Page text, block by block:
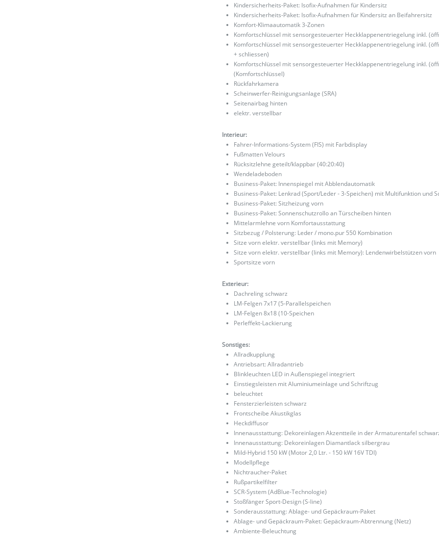
Kindersicherheits-Paket: Isofix-Aufnahmen für Kindersitz
Kindersicherheits-Paket: Isofix-Aufnahmen für Kindersitz an Beifahrersitz
Komfort-Klimaautomatik 3-Zonen
Komfortschlüssel mit sensorgesteuerter Heckklappenentriegelung inkl.
Komfortschlüssel mit sensorgesteuerter Heckklappenentriegelung inkl.
+ schliessen)
Komfortschlüssel mit sensorgesteuerter Heckklappenentriegelung inkl.
(Komfortschlüssel)
Rückfahrkamera
Scheinwerfer-Reinigungsanlage (SRA)
Seitenairbag hinten
elektr. verstellbar
Interieur:
Fahrer-Informations-System (FIS) mit Farbdisplay
Fußmatten Velours
Rücksitzlehne geteilt/klappbar (40:20:40)
Wendeladeboden
Business-Paket: Innenspiegel mit Abblendautomatik
Business-Paket: Lenkrad (Sport/Leder - 3-Speichen) mit Multifunktion und
Business-Paket: Sitzheizung vorn
Business-Paket: Sonnenschutzrollo an Türscheiben hinten
Mittelarmlehne vorn Komfortausstattung
Sitzbezug / Polsterung: Leder / mono.pur 550 Kombination
Sitze vorn elektr. verstellbar (links mit Memory)
Sitze vorn elektr. verstellbar (links mit Memory): Lendenwirbelstützen vorn
Sportsitze vorn
Exterieur:
Dachreling schwarz
LM-Felgen 7x17 (5-Parallelspeichen
LM-Felgen 8x18 (10-Speichen
Perleffekt-Lackierung
Sonstiges:
Allradkupplung
Antriebsart: Allradantrieb
Blinkleuchten LED in Außenspiegel integriert
Einstiegsleisten mit Aluminiumeinlage und Schriftzug
beleuchtet
Fensterzierleisten schwarz
Frontscheibe Akustikglas
Heckdiffusor
Innenausstattung: Dekoreinlagen Akzentteile in der Armaturentafel
Innenausstattung: Dekoreinlagen Diamantlack silbergrau
Mild-Hybrid 150 kW (Motor 2,0 Ltr. - 150 kW 16V TDI)
Modellpflege
Nichtraucher-Paket
Rußpartikelfilter
SCR-System (AdBlue-Technologie)
Stoßfänger Sport-Design (S-line)
Sonderausstattung: Ablage- und Gepäckraum-Paket
Ablage- und Gepäckraum-Paket: Gepäckraum-Abtrennung (Netz)
Ambiente-Beleuchtung